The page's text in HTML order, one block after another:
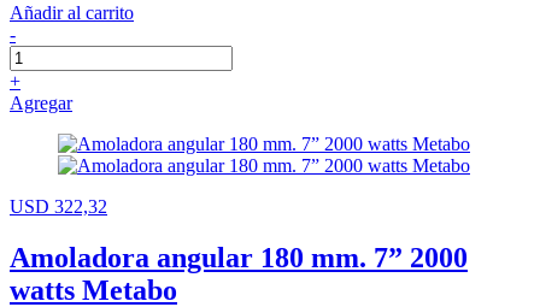
Añadir al carrito
-
+
Agregar
USD 322,32
Amoladora angular 180 mm. 7” 2000
watts Metabo